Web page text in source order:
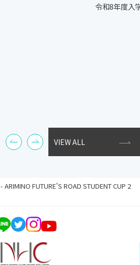
令和8年度入
VIEW ALL
-ARIMINO FUTURE’S ROAD STUDENT CUP 2